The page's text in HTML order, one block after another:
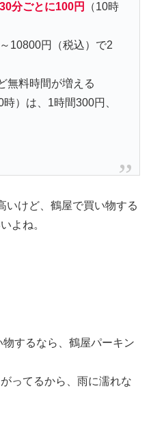
分ごとに100円
（10時
10800円（税込）で2
無料時間が増える
）は、1時間300円、
いけど、鶴屋で買い物する
よね。
するなら、鶴屋パーキン
ってるから、雨に濡れな